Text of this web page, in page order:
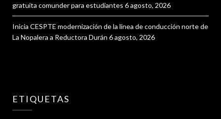
gratuita comunder para estudiantes 6 agosto, 2026
Inicia CESPTE modernización de la línea de conducción norte de
La Nopalera a Reductora Durán 6 agosto, 2026
ETIQUETAS